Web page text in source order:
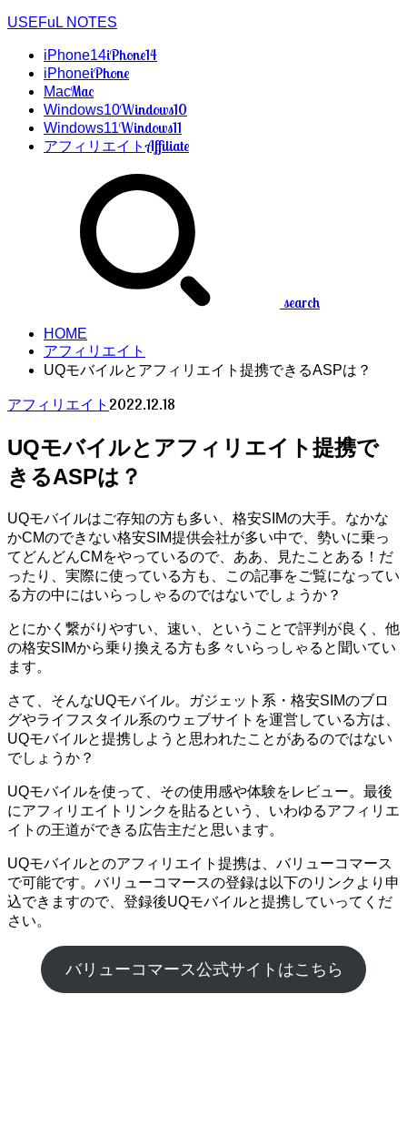
USEFuL NOTES
iPhone14iPhone14
iPhoneiPhone
MacMac
Windows10Windows10
Windows11Windows11
アフィリエイトAffiliate
search
HOME
アフィリエイト
UQモバイルとアフィリエイト提携できるASPは？
アフィリエイト 2022.12.18
UQモバイルとアフィリエイト提携で
きるASPは？
UQモバイルはご存知の方も多い、格安SIMの大手。なかな
かCMのできない格安SIM提供会社が多い中で、勢いに乗っ
てどんどんCMをやっているので、ああ、見たことある！だ
ったり、実際に使っている方も、この記事をご覧になってい
る方の中にはいらっしゃるのではないでしょうか？
とにかく繋がりやすい、速い、ということで評判が良く、他
の格安SIMから乗り換える方も多々いらっしゃると聞いてい
ます。
さて、そんなUQモバイル。ガジェット系・格安SIMのブロ
グやライフスタイル系のウェブサイトを運営している方は、
UQモバイルと提携しようと思われたことがあるのではない
でしょうか？
UQモバイルを使って、その使用感や体験をレビュー。最後
にアフィリエイトリンクを貼るという、いわゆるアフィリエ
イトの王道ができる広告主だと思います。
UQモバイルとのアフィリエイト提携は、バリューコマース
で可能です。バリューコマースの登録は以下のリンクより申
込できますので、登録後UQモバイルと提携していってくだ
さい。
バリューコマース公式サイトはこちら